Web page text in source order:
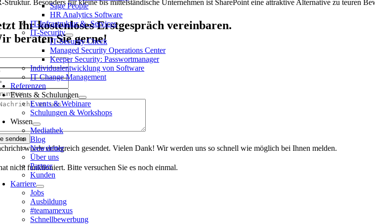
Sage People
HR Analytics Software
IT-Infrastruktur & -Services
IT-Security
IT-Security Check
Managed Security Operations Center
Keeper Security: Passwortmanager
Individualentwicklung von Software
IT Change Management
Referenzen
Events & Schulungen
Events & Webinare
Schulungen & Workshops
Wissen
Mediathek
Blog
Newsletter
Über uns
Partner
Kunden
Karriere
Jobs
Ausbildung
#teamamexus
Schnellbewerbung
Struktur. Besonders für kleine bis mittelständische Unternehmen ist SharePoint eine attraktive Alternative zu teuren
Ihr kostenloses Erstgespräch vereinbaren.
beraten Sie gerne!
senden
wurde erfolgreich gesendet. Vielen Dank! Wir werden uns so schnell wie möglich bei Ihnen melden.
nicht funktioniert. Bitte versuchen Sie es noch einmal.